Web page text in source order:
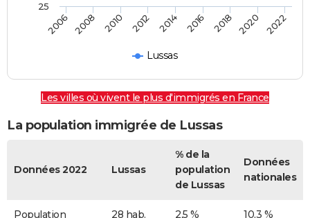
Lussas
2006 2008 2010 2012 2014 2016 2018 2020 2022
25
Les villes où vivent le plus d'immigrés en France
La population immigrée de Lussas
Données 2022 Lussas
% de la
population
de Lussas
Données
nationales
Population
28 hab. 2,5 % 10,3 %